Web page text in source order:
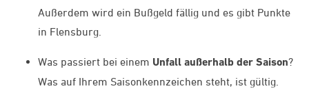
Außerdem wird ein Bußgeld fällig und es gibt Punkte
in Flensburg.
Was passiert bei einem Unfall außerhalb der Saison?
Was auf Ihrem Saisonkennzeichen steht, ist gültig.